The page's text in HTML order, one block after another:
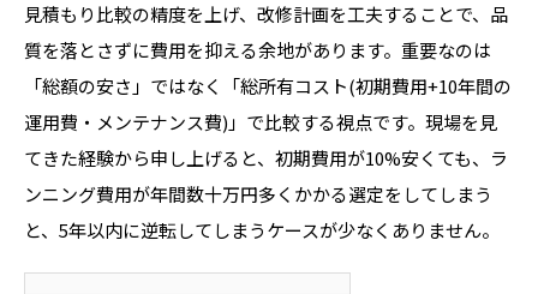
見積もり比較の精度を上げ、改修計画を工夫することで、品
質を落とさずに費用を抑える余地があります。重要なのは
「総額の安さ」ではなく「総所有コスト(初期費用+10年間の
運用費・メンテナンス費)」で比較する視点です。現場を見
てきた経験から申し上げると、初期費用が10%安くても、ラ
ンニング費用が年間数十万円多くかかる選定をしてしまう
と、5年以内に逆転してしまうケースが少なくありません。